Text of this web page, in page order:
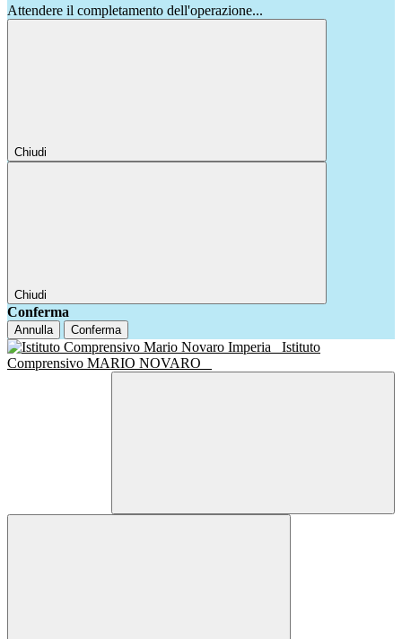
Attendere il completamento dell'operazione...
Chiudi
Chiudi
Conferma
Annulla Conferma
Istituto
Comprensivo MARIO NOVARO